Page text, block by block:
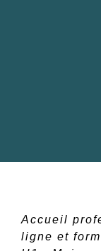
Accueil
ligne et